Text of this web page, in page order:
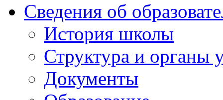
Сведения об
История школы
Структура и органы
Документы